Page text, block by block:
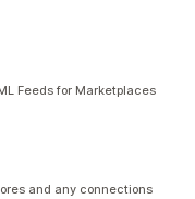
Feeds for Marketplaces
and any connections